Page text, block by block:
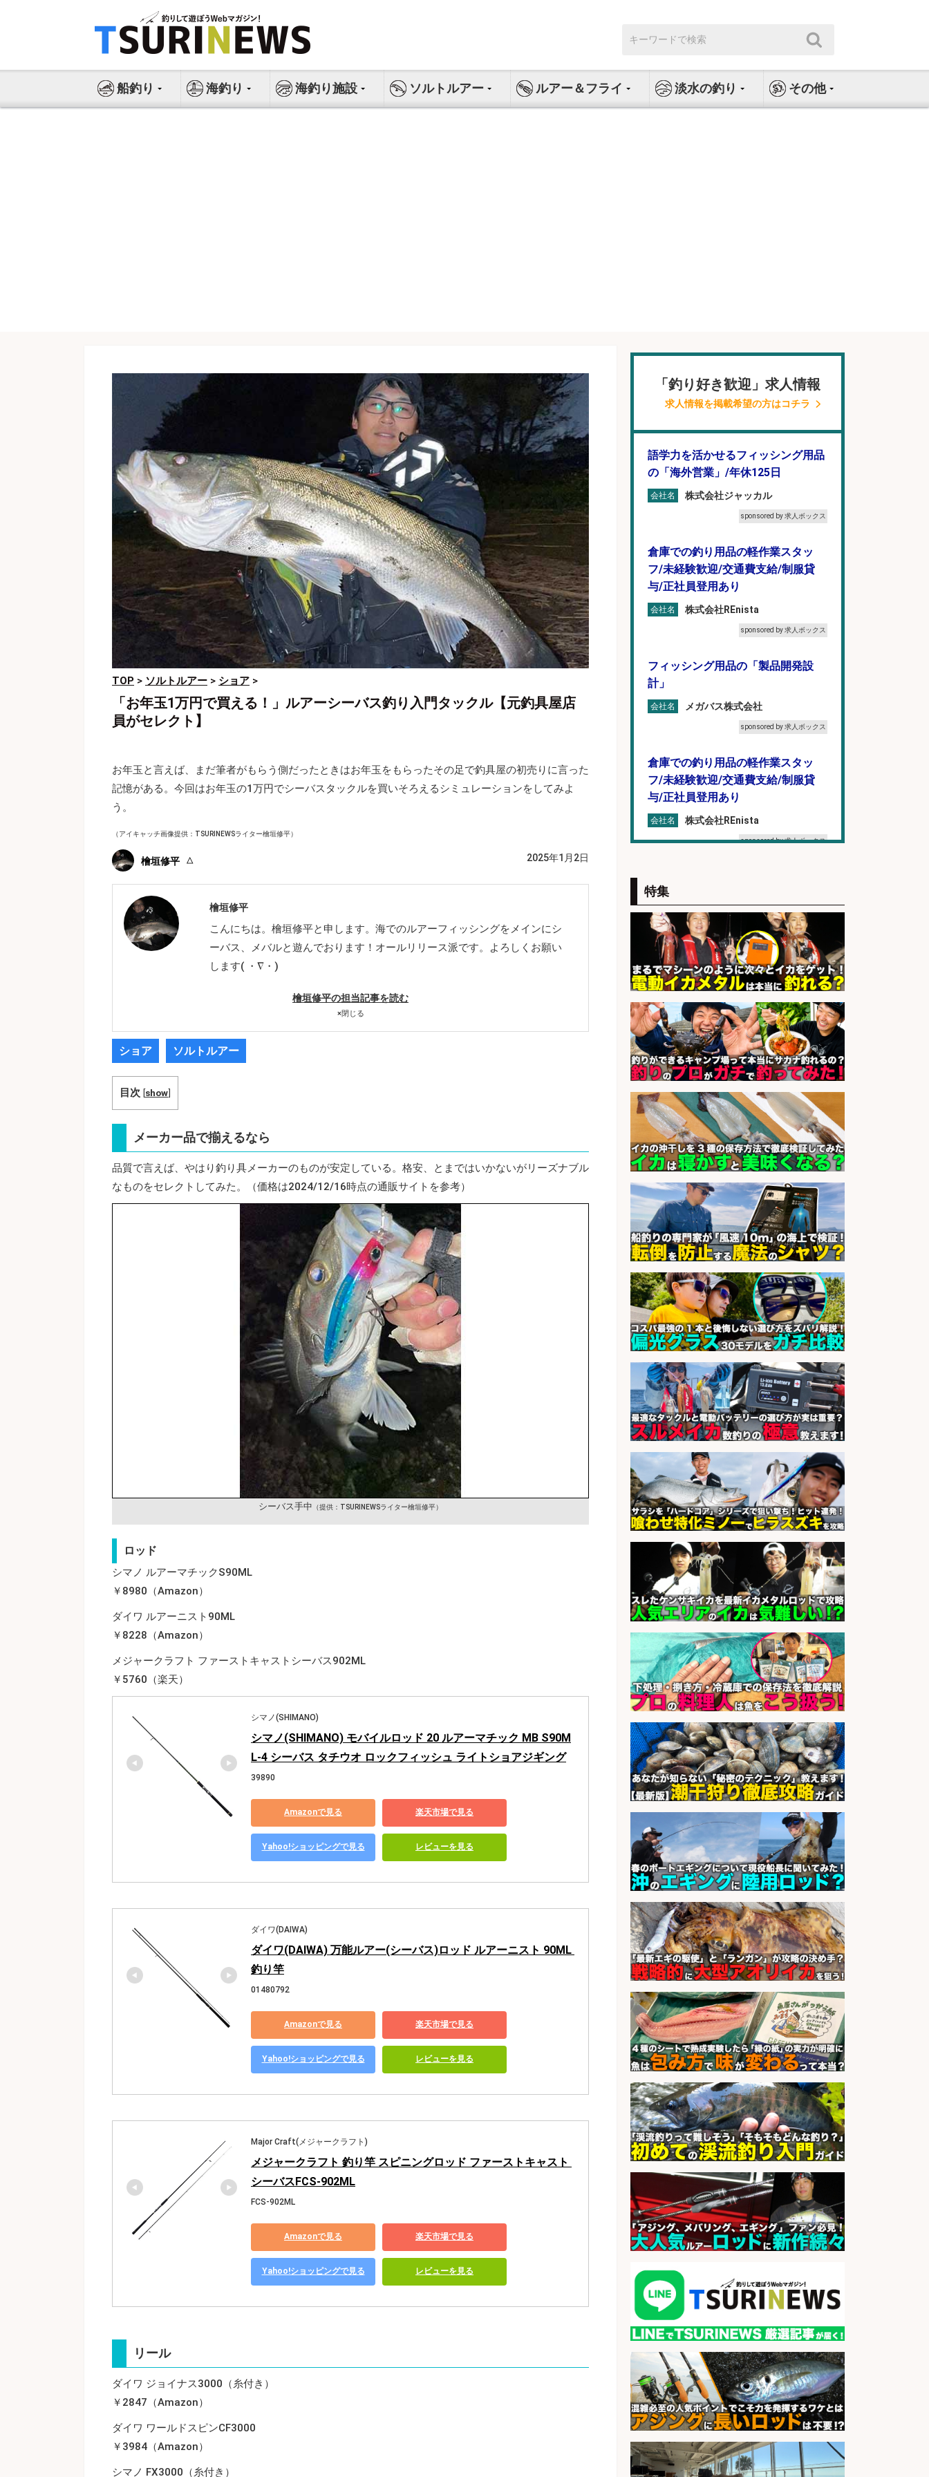
ス
索:
船釣り 海釣り 海釣り施設 ソルトルアー ルアー＆フライ 淡水の釣り その他
TOP > ソルトルアー > ショア >
「お年玉1万円で買える！」ルアーシーバス釣り入門タックル【元釣具屋店
員がセレクト】
お年玉と言えば、まだ筆者がもらう側だったときはお年玉をもらったその足で釣具屋の初売りに言った
記憶がある。今回はお年玉の1万円でシーバスタックルを買いそろえるシミュレーションをしてみよ
う。
（アイキャッチ画像提供：TSURINEWSライター檜垣修平）
檜垣修平 2025年1月2日
檜垣修平
こんにちは。檜垣修平と申します。海でのルアーフィッシングをメインにシ
ーバス、メバルと遊んでおります！オールリリース派です。よろしくお願い
します( ・∇・)
檜垣修平の担当記事を読む
×閉じる
ショア ソルトルアー
目次 [show]
メーカー品で揃えるなら
品質で言えば、やはり釣り具メーカーのものが安定している。格安、とまではいかないがリーズナブル
なものをセレクトしてみた。（価格は2024/12/16時点の通販サイトを参考）
シーバス手中 （提供：TSURINEWSライター檜垣修平）
ロッド
シマノ ルアーマチックS90ML
￥8980（Amazon）
ダイワ ルアーニスト90ML
￥8228（Amazon）
メジャークラフト ファーストキャストシーバス902ML
￥5760（楽天）
シマノ(SHIMANO)
シマノ(SHIMANO) モバイルロッド 20 ルアーマチック MB S90M
L-4 シーバス タチウオ ロックフィッシュ ライトショアジギング
39890
Amazonで見る 楽天市場で見る
Yahoo!ショッピングで見る レビューを見る
ダイワ(DAIWA)
ダイワ(DAIWA) 万能ルアー(シーバス)ロッド ルアーニスト 90ML
釣り竿
01480792
Amazonで見る 楽天市場で見る
Yahoo!ショッピングで見る レビューを見る
Major Craft(メジャークラフト)
メジャークラフト 釣り竿 スピニングロッド ファーストキャスト
シーバスFCS-902ML
FCS-902ML
Amazonで見る 楽天市場で見る
Yahoo!ショッピングで見る レビューを見る
リール
ダイワ ジョイナス3000（糸付き）
￥2847（Amazon）
ダイワ ワールドスピンCF3000
￥3984（Amazon）
シマノ FX3000（糸付き）
「釣り好き歓迎」求人情報
求人情報を掲載希望の方はコチラ
語学力を活かせるフィッシング用品
の「海外営業」/年休125日
会社名 株式会社ジャッカル
sponsored by 求人ボックス
倉庫での釣り用品の軽作業スタッ
フ/未経験歓迎/交通費支給/制服貸
与/正社員登用あり
会社名 株式会社REnista
sponsored by 求人ボックス
フィッシング用品の「製品開発設
計」
会社名 メガバス株式会社
sponsored by 求人ボックス
倉庫での釣り用品の軽作業スタッ
フ/未経験歓迎/交通費支給/制服貸
与/正社員登用あり
会社名 株式会社REnista
sponsored by 求人ボックス
通費支給/制服貸与/正社員登用あり
会社名 株式会社REnista
sponsored by 求人ボックス
倉庫での釣り用品の軽作業スタッ
フ/未経験歓迎/交通費支給/制服貸
与/正社員登用あり
会社名 株式会社REnista
sponsored by 求人ボックス
業10時間/経験者歓迎
会社名 広松久水産株式会社
sponsored by 求人ボックス
釣り具のかんたん軽作業/高収入/交
通費支給/制服貸与/正社員登用あり
会社名 株式会社REnista
sponsored by 求人ボックス
釣り好きを活かす「法人営業」/提
案型ルート営業/直行直帰OK
会社名
株式会社スポーツライフプラネ
ッツ
オキアミをはじめとする釣り餌の
「製造」/釣り好き歓迎
会社名 広松久水産株式会社
sponsored by 求人ボックス
さらに求人情報を見る
特集